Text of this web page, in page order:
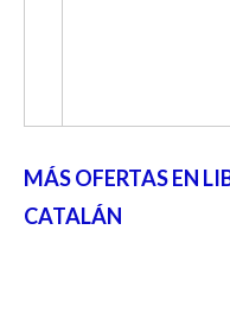
MÁS OFERTAS EN
CATALÁN